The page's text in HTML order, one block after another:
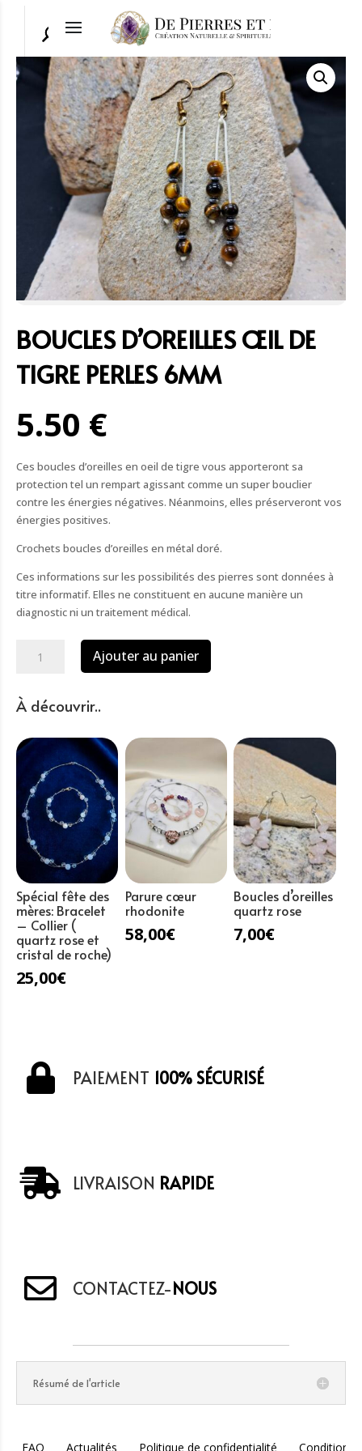
BOUCLES D’OREILLES ŒIL DE
TIGRE PERLES 6MM
5.50 €
Ces boucles d’oreilles en oeil de tigre vous apporteront sa
protection tel un rempart agissant comme un super bouclier
contre les énergies négatives. Néanmoins, elles préserveront vos
énergies positives.
Crochets boucles d’oreilles en métal doré.
Ces informations sur les possibilités des pierres sont données à
titre informatif. Elles ne constituent en aucune manière un
diagnostic ni un traitement médical.
d'oreilles
de
tigre
perles
6mm
Ajouter au panier
À découvrir..
Spécial fête des
mères: Bracelet
– Collier (
quartz rose et
cristal de roche)
25,00€
Parure cœur
rhodonite
58,00€
Boucles d’oreilles
quartz rose
7,00€
PAIEMENT 100% SÉCURISÉ
LIVRAISON RAPIDE
CONTACTEZ-NOUS
Résumé de l'article
FAQ Actualités Politique de confidentialité Conditions